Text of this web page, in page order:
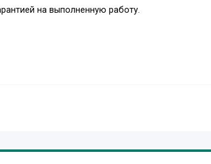
на выполненную работу.